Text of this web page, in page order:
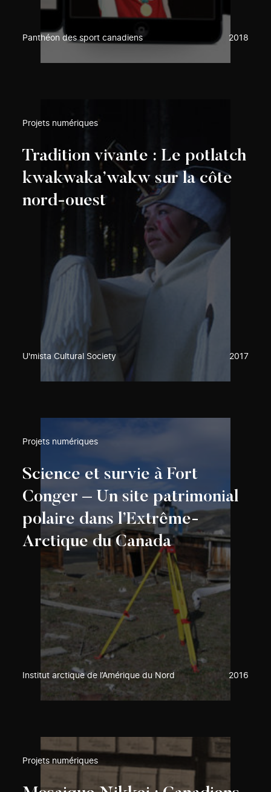
Panthéon des sport canadiens 2018
Projets numériques
Tradition vivante : Le potlatch
kwakwaka’wakw sur la côte
nord-ouest
U'mista Cultural Society 2017
Projets numériques
Science et survie à Fort
Conger – Un site patrimonial
polaire dans l’Extrême-
Arctique du Canada
Institut arctique de l’Amérique du Nord 2016
Projets numériques